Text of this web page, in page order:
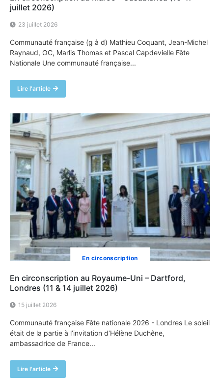
juillet 2026)
23 juillet 2026
Communauté française (g à d) Mathieu Coquant, Jean-Michel
Raynaud, OC, Marlis Thomas et Pascal Capdevielle Fête
Nationale Une communauté française...
Lire l'article
En circonscription
En circonscription au Royaume-Uni – Dartford,
Londres (11 & 14 juillet 2026)
15 juillet 2026
Communauté française Fête nationale 2026 - Londres Le soleil
était de la partie à l’invitation d’Hélène Duchêne,
ambassadrice de France...
Lire l'article